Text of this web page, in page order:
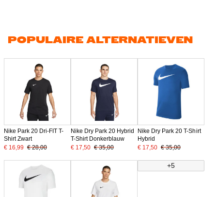
POPULAIRE ALTERNATIEVEN
Nike Park 20 Dri-FIT T-
Shirt Zwart
€ 16,99 € 28,00
Nike Dry Park 20 Hybrid
T-Shirt Donkerblauw
€ 17,50 € 35,00
Nike Dry Park 20 T-Shirt
Hybrid
€ 17,50 € 35,00
+5